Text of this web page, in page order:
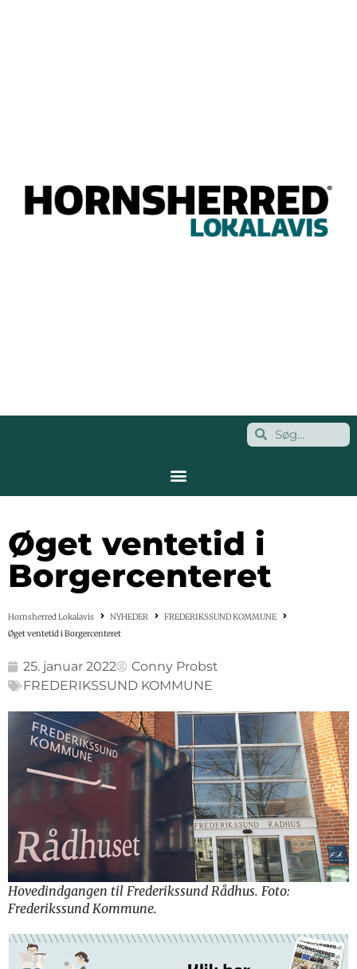
Øget ventetid i
Borgercenteret
Hornsherred Lokalavis NYHEDER
FREDERIKSSUND KOMMUNE
Øget ventetid i Borgercenteret
25. januar 2022
Conny Probst
FREDERIKSSUND KOMMUNE
Hovedindgangen til Frederikssund Rådhus. Foto:
Frederikssund Kommune.